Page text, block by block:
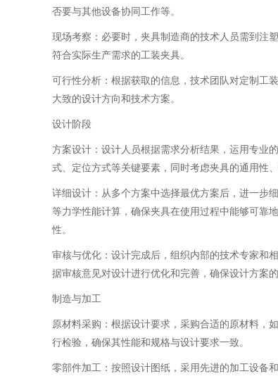
否要与其他设备协同工作等。
现场考察：必要时，夹具制造商的技术人员需到注
符合实际生产需求的工装夹具。
可行性分析：根据获取的信息，技术团队对定制工
大致的设计方向和技术方案。
设计阶段
方案设计：设计人员根据需求分析结果，运用专业
式、定位方式等关键要素，同时考虑夹具的通用性
详细设计：从多个方案中选择最优方案后，进一步
等力学性能计算，确保夹具在使用过程中能够可靠
性。
审核与优化：设计完成后，组织内部的技术专家和
据审核意见对设计进行优化和完善，确保设计方案
制造与加工
原材料采购：根据设计要求，采购合适的原材料，
行检验，确保其性能和规格与设计要求一致。
零部件加工：按照设计图纸，采用先进的加工设备